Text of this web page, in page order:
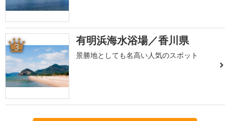
3 有明浜海水浴場／香川県
景勝地としても名高い人気のスポット